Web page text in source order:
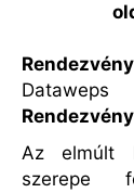
Dataweps
Az elmúlt
szerepe